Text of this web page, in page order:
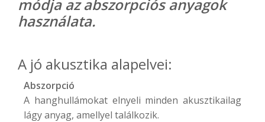
módja az abszorpciós anyagok
használata.
A jó akusztika alapelvei:
Abszorpció
A hanghullámokat elnyeli minden akusztikailag
lágy anyag, amellyel találkozik.